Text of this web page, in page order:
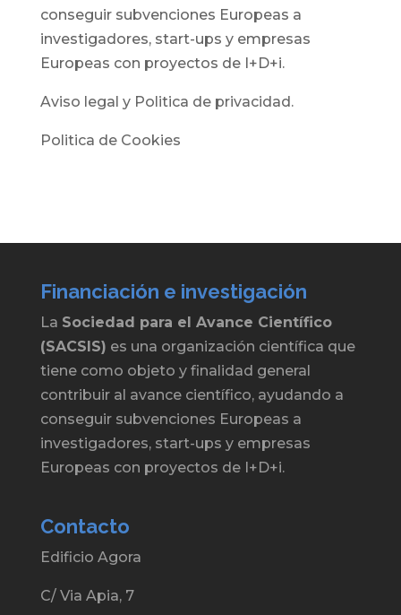
conseguir subvenciones Europeas a
investigadores, start-ups y empresas
Europeas con proyectos de I+D+i.
Aviso legal y Politica de privacidad.
Politica de Cookies
Financiación e investigación
La Sociedad para el Avance Científico
(SACSIS) es una organización científica que
tiene como objeto y finalidad general
contribuir al avance científico, ayudando a
conseguir subvenciones Europeas a
investigadores, start-ups y empresas
Europeas con proyectos de I+D+i.
Contacto
Edificio Agora
C/ Via Apia, 7